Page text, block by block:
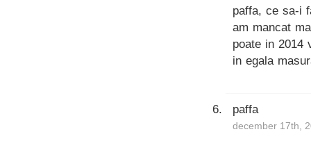
paffa, ce sa-i
am mancat
poate in 2014
in egala
paffa
december 17th,